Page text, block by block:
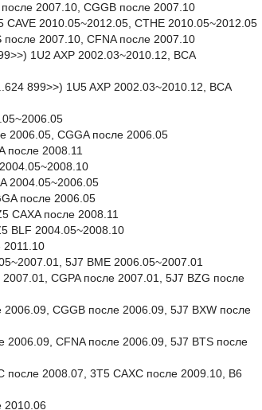
2007.10, CGGB после 2007.10
2010.05~2012.05, CTHE 2010.05~2012.05
2007.10, CFNA после 2007.10
1U2 AXP 2002.03~2010.12, BCA
899>>) 1U5 AXP 2002.03~2010.12, BCA
2006.05, CGGA после 2006.05
после 2008.11
2004.05~2006.05
после 2006.05
CAXA после 2008.11
BLF 2004.05~2008.10
2011.10
5J7 BME 2006.05~2007.01
CGPA после 2007.01, 5J7 BZG после
CGGB после 2006.09, 5J7 BXW после
2006.09, CFNA после 2006.09, 5J7 BTS после
2008.07, 3T5 CAXC после 2009.10, B6
2010.06